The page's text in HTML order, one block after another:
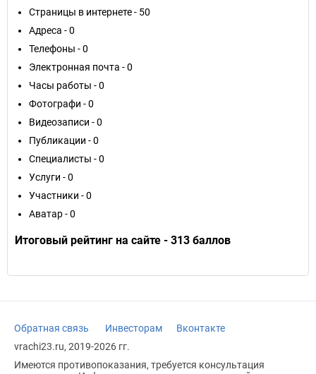
Страницы в интернете - 50
Адреса - 0
Телефоны - 0
Электронная почта - 0
Часы работы - 0
Фотографи - 0
Видеозаписи - 0
Публикации - 0
Специалисты - 0
Услуги - 0
Участники - 0
Аватар - 0
Итоговый рейтинг на сайте - 313 баллов
Обратная связь Инвесторам
Вконтакте
vrachi23.ru, 2019-2026 гг.
Имеются противопоказания, требуется консультация